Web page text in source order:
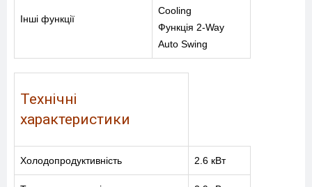
Інші функції
Cooling
Функція 2-Way
Auto Swing
Технічні
характеристики
Холодопродуктивність 2.6 кВт